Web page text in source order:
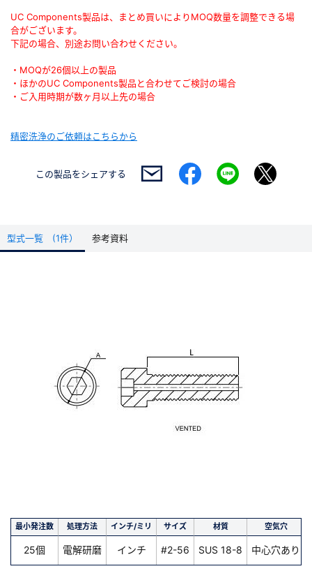
UC Components製品は、まとめ買いによりMOQ数量を調整できる場
合がございます。
下記の場合、別途お問い合わせください。
・MOQが26個以上の製品
・ほかのUC Components製品と合わせてご検討の場合
・ご入用時期が数ヶ月以上先の場合
精密洗浄のご依頼はこちらから
この製品をシェアする
型式一覧 (1件） 参考資料
最小発注数 処理方法 インチ/ミリ サイズ 材質 空気穴
25個 電解研磨 インチ #2-56 SUS 18-8 中心穴あり